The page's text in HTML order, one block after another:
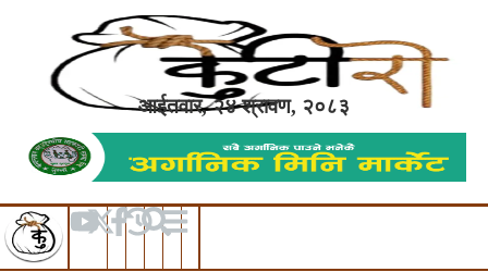
आईतवार, २४ श्रावण, २०८३